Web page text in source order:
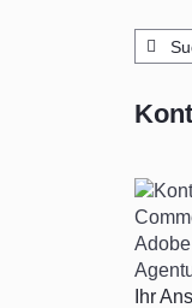
Suche
nach:
Ihr